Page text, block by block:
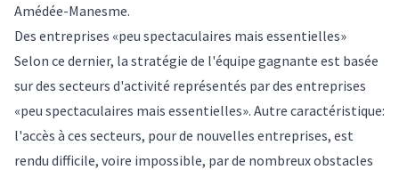
Amédée-Manesme.
Des entreprises «peu spectaculaires mais essentielles»
Selon ce dernier, la stratégie de l'équipe gagnante est basée
sur des secteurs d'activité représentés par des entreprises
«peu spectaculaires mais essentielles». Autre caractéristique:
l'accès à ces secteurs, pour de nouvelles entreprises, est
rendu difficile, voire impossible, par de nombreux obstacles